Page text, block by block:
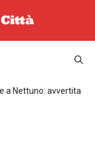
a Nettuno: avvertita